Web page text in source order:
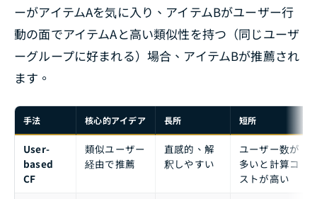
ーがアイテムAを気に入り、アイテムBがユーザー行
動の面でアイテムAと高い類似性を持つ（同じユーザ
ーグループに好まれる）場合、アイテムBが推薦され
ます。
手法 核心的アイデア 長所 短所
User-
based
CF
類似ユーザー
経由で推薦
直感的、解
釈しやすい
ユーザー数が
多いと計算コ
ストが高い